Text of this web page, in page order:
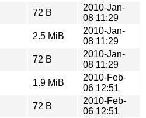
72 B
2010-Jan-
08 11:29
2.5 MiB
2010-Jan-
08 11:29
72 B
2010-Jan-
08 11:29
1.9 MiB
2010-Feb-
06 12:51
72 B
2010-Feb-
06 12:51